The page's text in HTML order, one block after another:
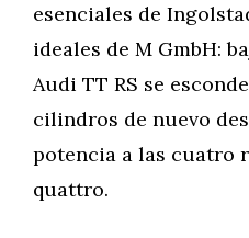
esenciales de
ideales de M GmbH:
Audi TT RS se
cilindros de nuevo
potencia a las cuatro
quattro.